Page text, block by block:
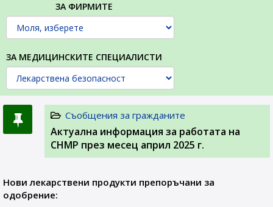
ЗА ФИРМИТЕ
ЗА МЕДИЦИНСКИТЕ СПЕЦИАЛИСТИ
Съобщения за гражданите
Актуална информация за работата на
CHMP през месец април 2025 г.
Нови лекарствени продукти препоръчани за
одобрение: